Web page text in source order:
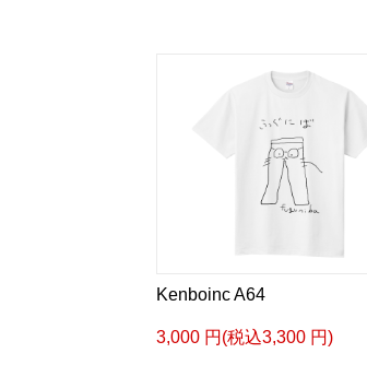
Kenboinc A64
3,000 円(税込3,300 円)